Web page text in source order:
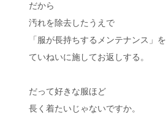
だから
汚れを除去したうえで
「服が長持ちするメンテナンス」を
ていねいに施してお返しする。
だって好きな服ほど
長く着たいじゃないですか。